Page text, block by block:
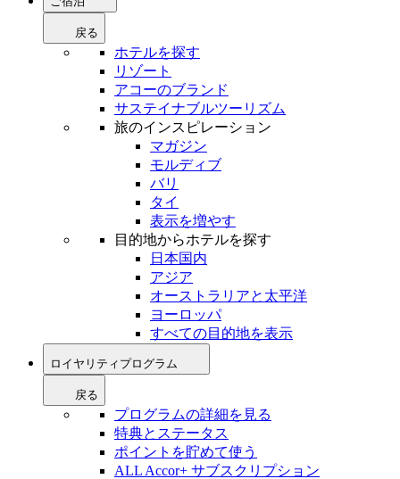
戻る
ホテルを探す
リゾート
アコーのブランド
サステイナブルツーリズム
旅のインスピレーション
マガジン
モルディブ
バリ
タイ
表示を増やす
目的地からホテルを探す
日本国内
アジア
オーストラリアと太平洋
ヨーロッパ
すべての目的地を表示
ロイヤリティプログラム
戻る
プログラムの詳細を見る
特典とステータス
ポイントを貯めて使う
ALL Accor+ サブスクリプション